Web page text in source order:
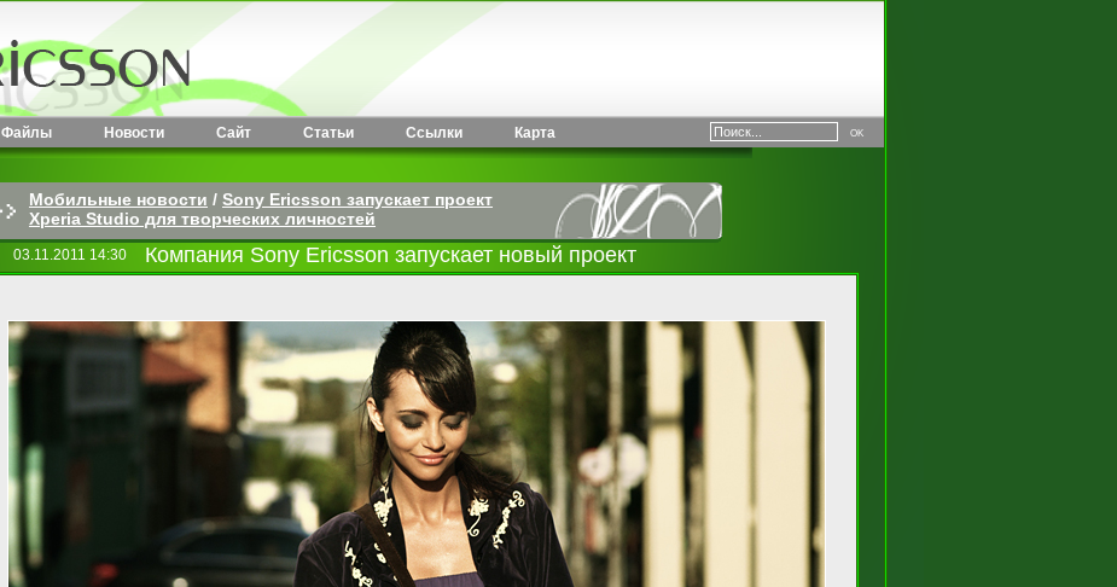
Файлы Новости Сайт Статьи Ссылки Карта
Мобильные новости / Sony Ericsson запускает проект
Xperia Studio для творческих личностей
03.11.2011 14:30 Компания Sony Ericsson запускает новый проект